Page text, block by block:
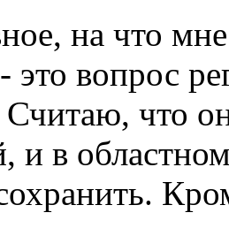
на что
это вопрос
что
и в